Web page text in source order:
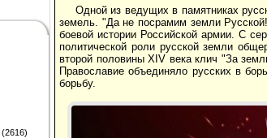
(2616)
Одной из ведущих в памятниках
земель. "Да не посрамим земли
боевой истории Российской армии. С
политической роли русской земли
второй половины XIV века клич "За
Православие объединяло русских в
борьбу.